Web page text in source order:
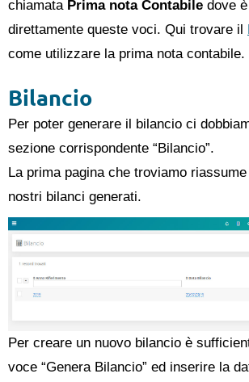
chiamata Prima nota Contabile dove
direttamente queste voci. Qui trovare il
come utilizzare la prima nota contabile.
Bilancio
Per poter generare il bilancio ci
sezione corrispondente “Bilancio”.
La prima pagina che troviamo
nostri bilanci generati.
Per creare un nuovo bilancio è
voce “Genera Bilancio” ed inserire la